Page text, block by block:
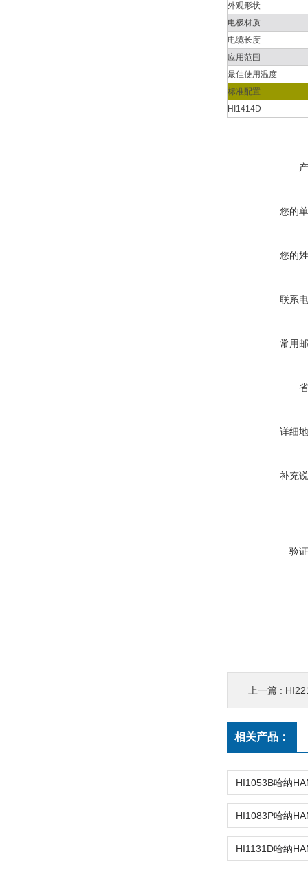
外观形状
电极材质
电缆长度
应用范围
最佳使用温度
标准配置
HI1414D
您的
您的
联系
常用
详细
补充
验
上一篇 :
相关产品：